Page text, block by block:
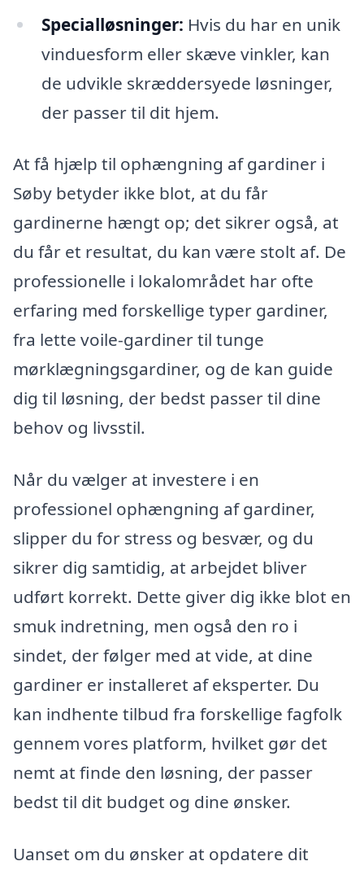
Specialløsninger: Hvis du har en unik
vinduesform eller skæve vinkler, kan
de udvikle skræddersyede løsninger,
der passer til dit hjem.
At få hjælp til ophængning af gardiner i
Søby betyder ikke blot, at du får
gardinerne hængt op; det sikrer også, at
du får et resultat, du kan være stolt af. De
professionelle i lokalområdet har ofte
erfaring med forskellige typer gardiner,
fra lette voile-gardiner til tunge
mørklægningsgardiner, og de kan guide
dig til løsning, der bedst passer til dine
behov og livsstil.
Når du vælger at investere i en
professionel ophængning af gardiner,
slipper du for stress og besvær, og du
sikrer dig samtidig, at arbejdet bliver
udført korrekt. Dette giver dig ikke blot en
smuk indretning, men også den ro i
sindet, der følger med at vide, at dine
gardiner er installeret af eksperter. Du
kan indhente tilbud fra forskellige fagfolk
gennem vores platform, hvilket gør det
nemt at finde den løsning, der passer
bedst til dit budget og dine ønsker.
Uanset om du ønsker at opdatere dit